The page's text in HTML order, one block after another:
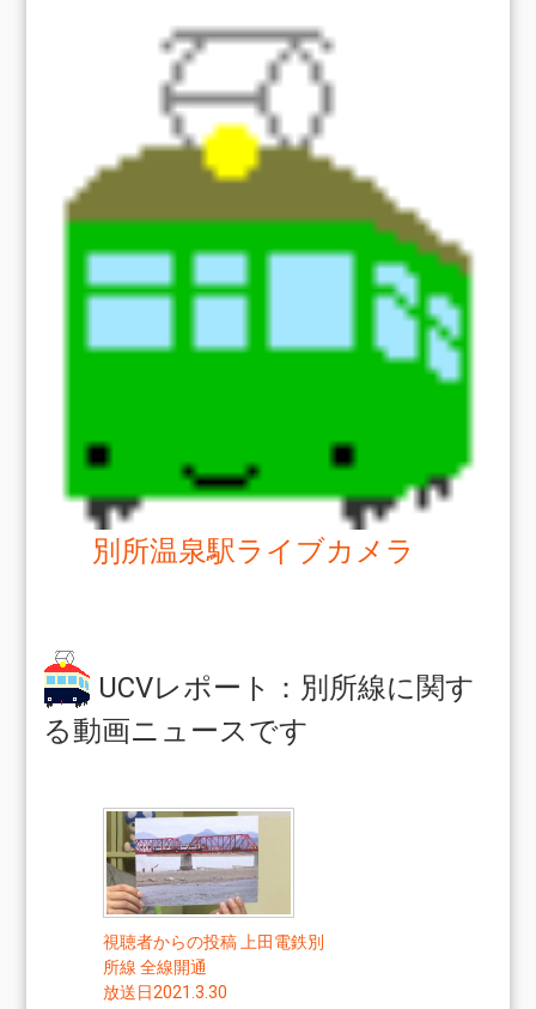
別所温泉駅ライブカメラ
UCVレポート：別所線に関す
る動画ニュースです
視聴者からの投稿 上田電鉄別
所線 全線開通
放送日2021.3.30